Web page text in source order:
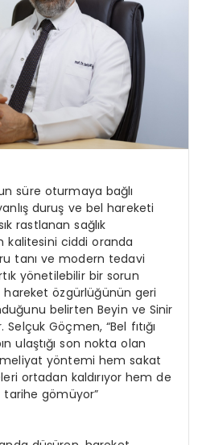
süre oturmaya bağlı
duruş ve bel hareketi
rastlanan sağlık
kalitesini ciddi oranda
tanı ve modern tedavi
yönetilebilir bir sorun
hareket özgürlüğünün geri
belirten Beyin ve Sinir
Göçmen, “Bel fıtığı
ulaştığı son nokta olan
yöntemi hem sakat
ortadan kaldırıyor hem de
gömüyor”